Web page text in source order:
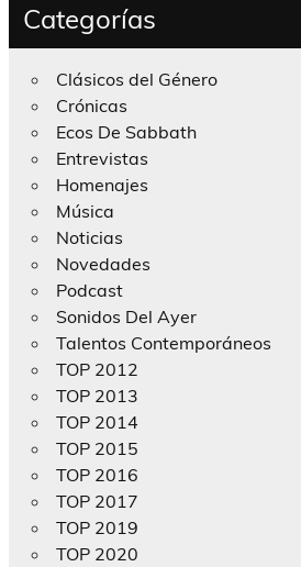
Categorías
Clásicos del Género
Crónicas
Ecos De Sabbath
Entrevistas
Homenajes
Música
Noticias
Novedades
Podcast
Sonidos Del Ayer
Talentos Contemporáneos
TOP 2012
TOP 2013
TOP 2014
TOP 2015
TOP 2016
TOP 2017
TOP 2019
TOP 2020